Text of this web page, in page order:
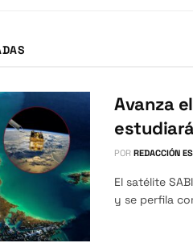
Avanza
POR REDACCIÓN
El satélite
y se perfila